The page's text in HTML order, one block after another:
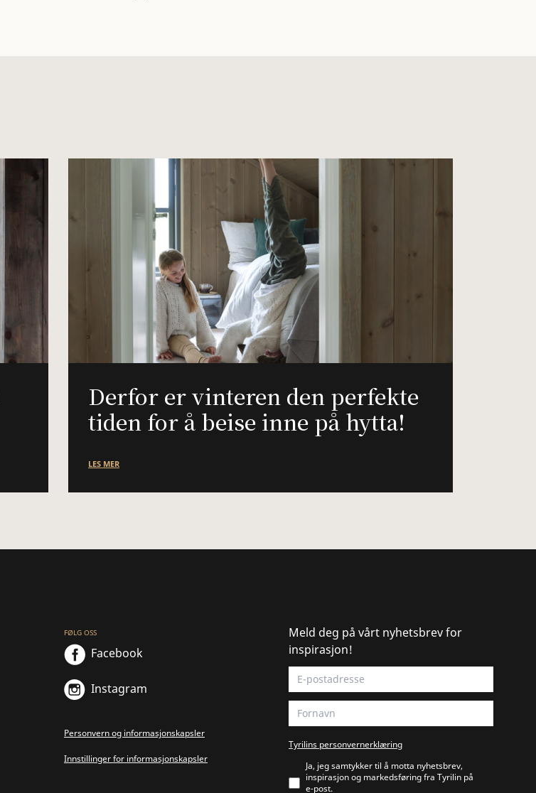
Derfor er vinteren den perfekte
tiden for å beise inne på hytta!
LES MER
FØLG OSS
Facebook
Instagram
Personvern og informasjonskapsler
Innstillinger for informasjonskapsler
Meld deg på vårt nyhetsbrev for
inspirasjon!
Tyrilins personvernerklæring
Ja, jeg samtykker til å motta nyhetsbrev,
inspirasjon og markedsføring fra Tyrilin på
e‑post.